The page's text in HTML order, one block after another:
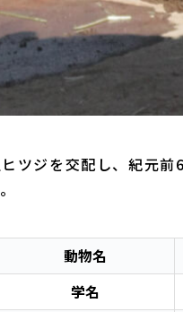
ツジを交配し、紀元
動物名
学名